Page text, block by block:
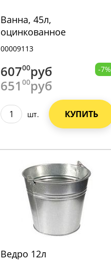
Ванна, 45л,
оцинкованное
00009113
60700руб
651 00руб
-7%
шт. КУПИТЬ
Ведро 12л